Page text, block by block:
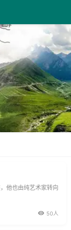
他也由纯艺术家转向
50人